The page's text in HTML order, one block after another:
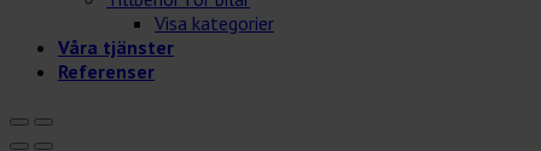
Visa kategorier
Våra tjänster
Referenser